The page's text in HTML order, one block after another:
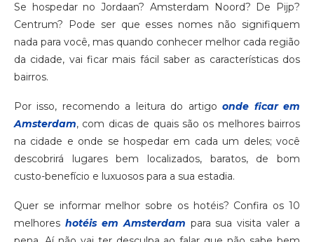
Se hospedar no Jordaan? Amsterdam Noord? De Pijp?
Centrum? Pode ser que esses nomes não signifiquem
nada para você, mas quando conhecer melhor cada região
da cidade, vai ficar mais fácil saber as características dos
bairros.
Por isso, recomendo a leitura do artigoonde ficar em
Amsterdam, com dicas de quais são os melhores bairros
na cidade e onde se hospedar em cada um deles; você
descobrirá lugares bem localizados, baratos, de bom
custo-benefício e luxuosos para a sua estadia.
Quer se informar melhor sobre os hotéis? Confira os 10
melhores hotéis em Amsterdam para sua visita valer a